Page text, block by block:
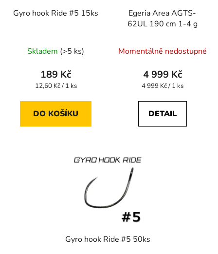
Gyro hook Ride #5 15ks
Skladem (>5 ks)
189 Kč
Měrná
12,60 Kč / 1 ks
DO KOŠÍKU
Egeria Area AGTS-
62UL 190 cm 1-4 g
Momentálně nedostupné
4 999 Kč
Měrná
4 999 Kč / 1 ks
DETAIL
Gyro hook Ride #5 50ks